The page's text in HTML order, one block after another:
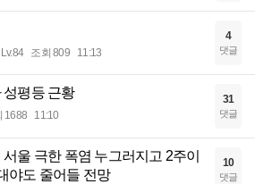
Lv.84 조회 809 11:13
4
댓글
성평등 근황
1688 11:10
31
댓글
울 극한 폭염 누그러지고 2주이
야도 줄어들 전망
10
댓글